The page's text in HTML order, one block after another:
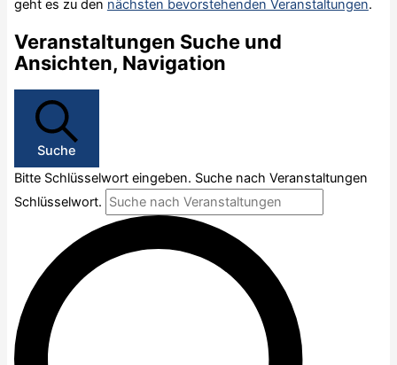
geht es zu den nächsten bevorstehenden Veranstaltungen.
Veranstaltungen Suche und
Ansichten, Navigation
Suche
Bitte Schlüsselwort eingeben. Suche nach Veranstaltungen
Schlüsselwort.